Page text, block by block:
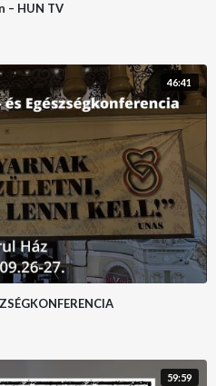
– HUN TV
46:41
59:59